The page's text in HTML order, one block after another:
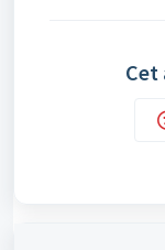
Cet